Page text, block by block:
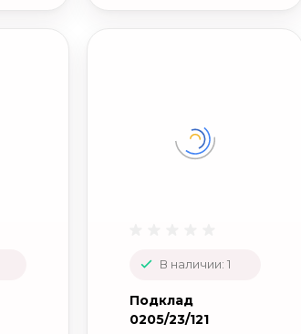
В наличии: 1
Подклад
0205/23/121